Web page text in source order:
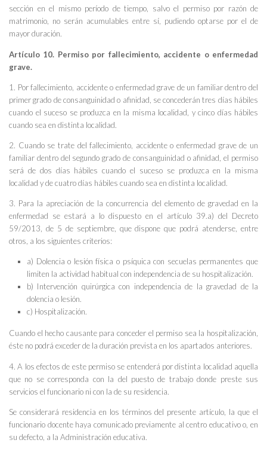
sección en el mismo período de tiempo, salvo el permiso por razón de
matrimonio, no serán acumulables entre sí, pudiendo optarse por el de
mayor duración.
Artículo 10. Permiso por fallecimiento, accidente o enfermedad
grave.
1. Por fallecimiento, accidente o enfermedad grave de un familiar dentro del
primer grado de consanguinidad o afinidad, se concederán tres días hábiles
cuando el suceso se produzca en la misma localidad, y cinco días hábiles
cuando sea en distinta localidad.
2. Cuando se trate del fallecimiento, accidente o enfermedad grave de un
familiar dentro del segundo grado de consanguinidad o afinidad, el permiso
será de dos días hábiles cuando el suceso se produzca en la misma
localidad y de cuatro días hábiles cuando sea en distinta localidad.
3. Para la apreciación de la concurrencia del elemento de gravedad en la
enfermedad se estará a lo dispuesto en el artículo 39.a) del Decreto
59/2013, de 5 de septiembre, que dispone que podrá atenderse, entre
otros, a los siguientes criterios:
a) Dolencia o lesión física o psíquica con secuelas permanentes que
limiten la actividad habitual con independencia de su hospitalización.
b) Intervención quirúrgica con independencia de la gravedad de la
dolencia o lesión.
c) Hospitalización.
Cuando el hecho causante para conceder el permiso sea la hospitalización,
éste no podrá exceder de la duración prevista en los apartados anteriores.
4. A los efectos de este permiso se entenderá por distinta localidad aquella
que no se corresponda con la del puesto de trabajo donde preste sus
servicios el funcionario ni con la de su residencia.
Se considerará residencia en los términos del presente artículo, la que el
funcionario docente haya comunicado previamente al centro educativo o, en
su defecto, a la Administración educativa.